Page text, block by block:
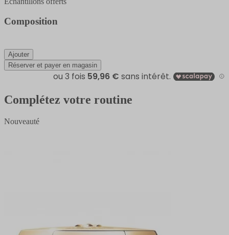
Composition
Ajouter
Réserver et payer en magasin
Complétez votre routine
Nouveauté